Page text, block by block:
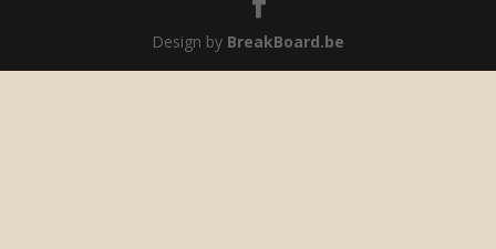
Design by BreakBoard.be